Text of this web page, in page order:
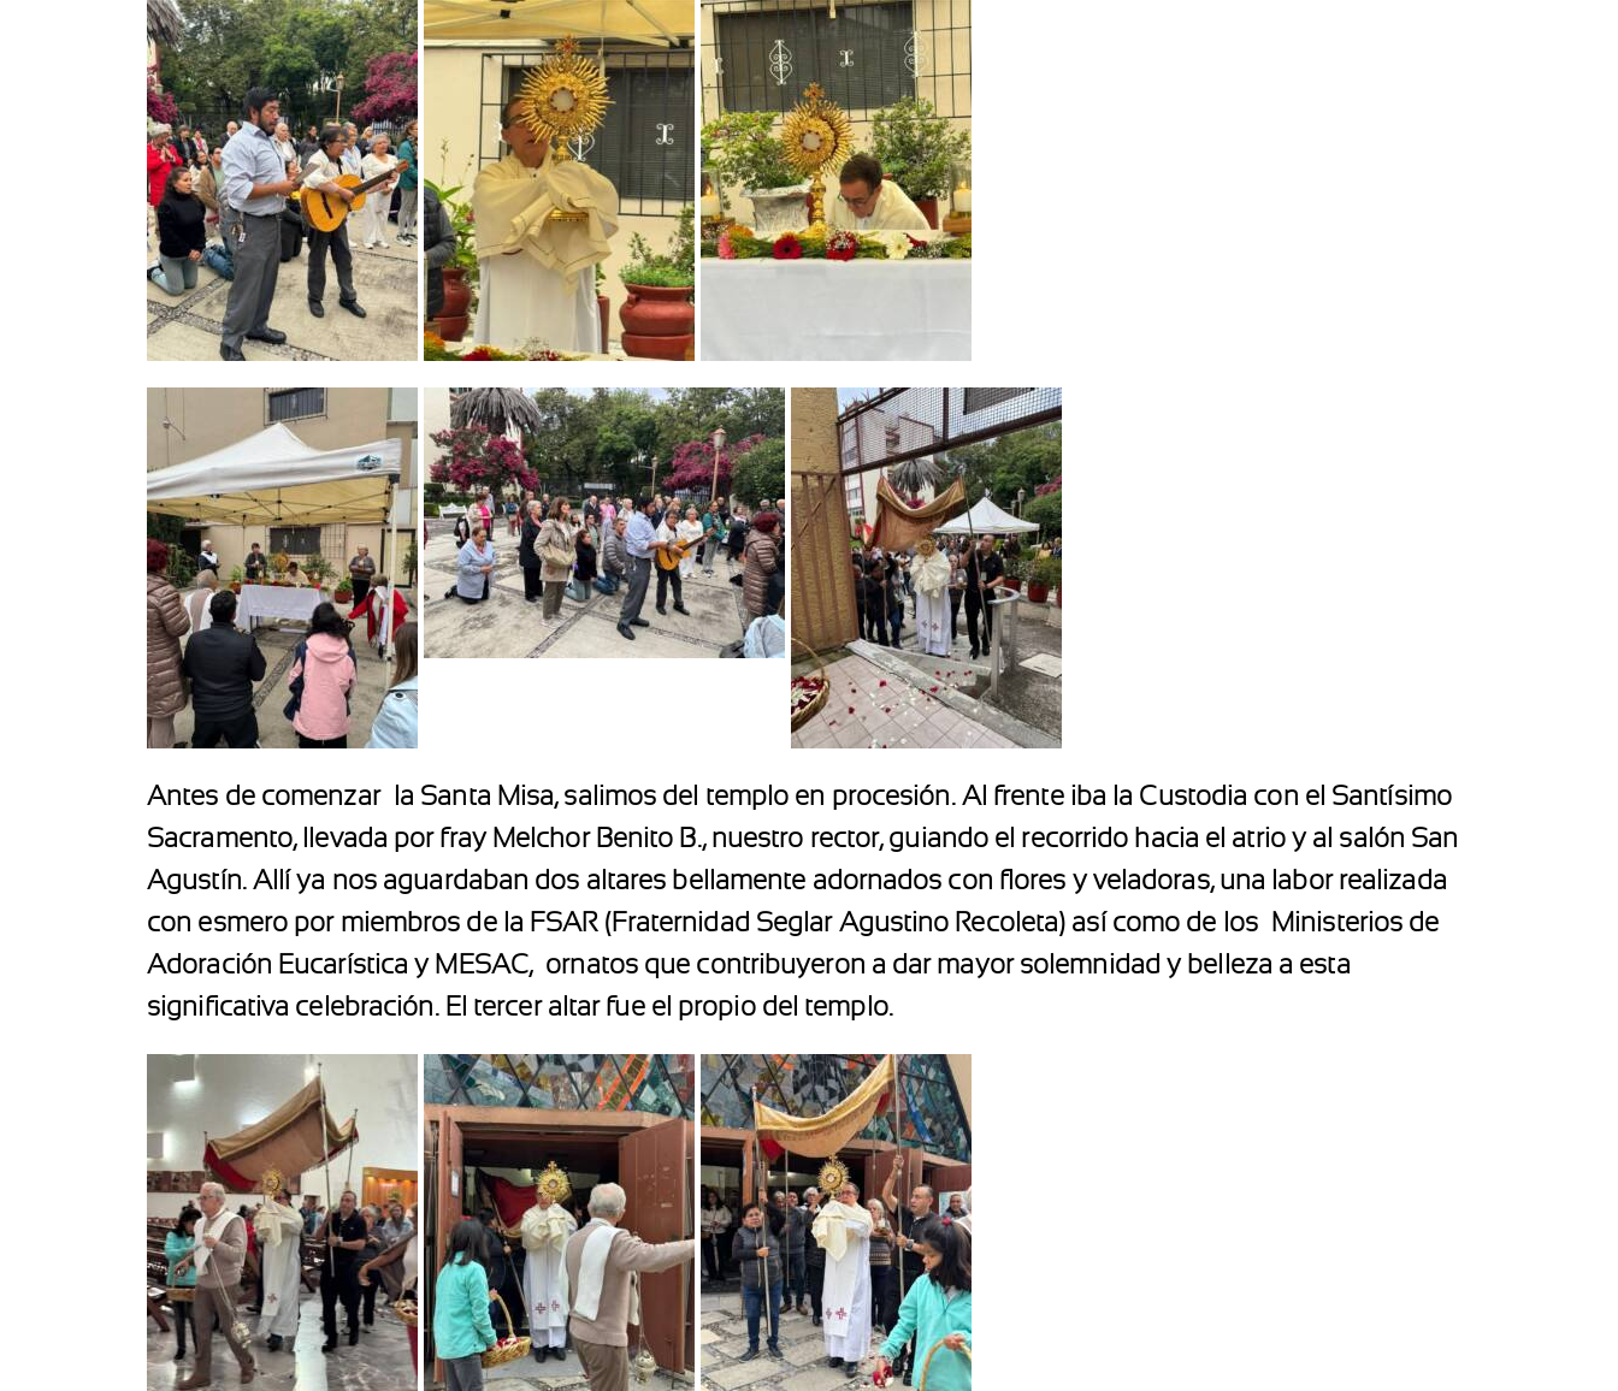
Antes de comenzar la Santa Misa, salimos del templo en procesión. Al frente iba la Custodia con el Santísimo
Sacramento, llevada por fray Melchor Benito B., nuestro rector, guiando el recorrido hacia el atrio y al salón San
Agustín. Allí ya nos aguardaban dos altares bellamente adornados con flores y veladoras, una labor realizada
con esmero por miembros de la FSAR (Fraternidad Seglar Agustino Recoleta) así como de los Ministerios de
Adoración Eucarística y MESAC, ornatos que contribuyeron a dar mayor solemnidad y belleza a esta
significativa celebración. El tercer altar fue el propio del templo.